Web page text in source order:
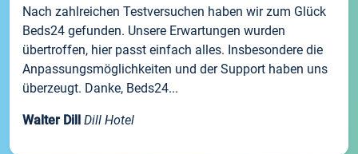
Nach zahlreichen Testversuchen haben wir zum Glück
Beds24 gefunden. Unsere Erwartungen wurden
übertroffen, hier passt einfach alles. Insbesondere die
Anpassungsmöglichkeiten und der Support haben uns
überzeugt. Danke, Beds24...
Walter Dill Dill Hotel